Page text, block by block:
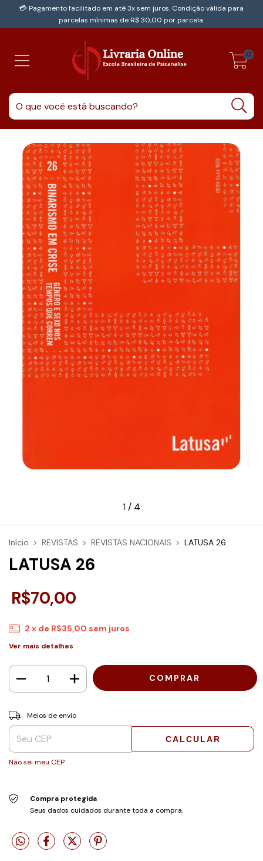
💳 Pagamento facilitado em até 3x sem juros. Condição válida para
parcelas mínimas de R$ 30,00 por parcela.
0
1 / 4
Início > REVISTAS > REVISTAS NACIONAIS > LATUSA 26
LATUSA 26
R$70,00
2 x de R$35,00 sem juros
Ver mais detalhes
Entregas para o CEP:
Meios de envio
CALCULAR
Não sei meu CEP
Compra protegida
Seus dados cuidados durante toda a compra.